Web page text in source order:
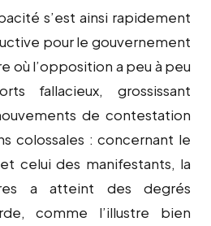
s’est ainsi rapidement
pour le gouvernement
où l’opposition a peu à peu
fallacieux, grossissant
de contestation
colossales : concernant le
celui des manifestants, la
a atteint des degrés
comme l’illustre bien